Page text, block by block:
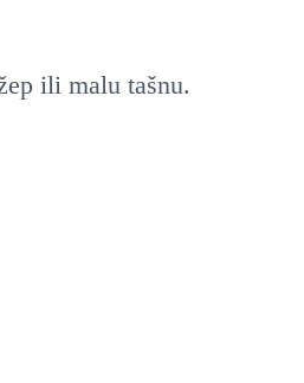
ili malu tašnu.